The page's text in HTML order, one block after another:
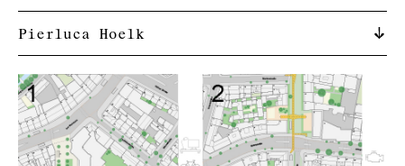
Pierluca Hoelk